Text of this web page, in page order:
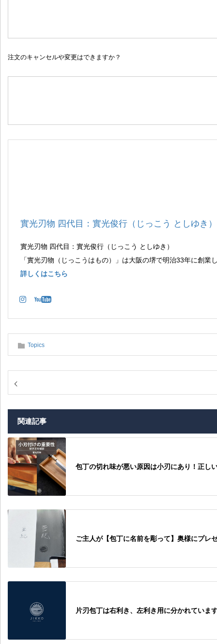
注文のキャンセルや変更はできますか？
實光刃物 四代目：實光俊行（じっこう としゆき）
實光刃物 四代目：實光俊行（じっこう としゆき）
「實光刃物（じっこうはもの）」は大阪の堺で明治33年に創
詳しくはこちら
Topics
関連記事
包丁の切れ味が悪い原因は小刃にあり！正し
ご主人が【包丁に名前を彫って】奥様にプレ
片刃包丁は右利き、左利き用に分かれていま